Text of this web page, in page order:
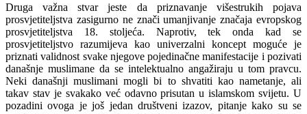
Druga važna stvar jeste da priznavanje višestrukih pojava
prosvjetiteljstva zasigurno ne znači umanjivanje značaja evropskog
prosvjetiteljstva 18. stoljeća. Naprotiv, tek onda kad se
prosvjetiteljstvo razumijeva kao univerzalni koncept moguće je
priznati validnost svake njegove pojedinačne manifestacije i pozivati
današnje muslimane da se intelektualno angažiraju u tom pravcu.
Neki današnji muslimani mogli bi to shvatiti kao nametanje, ali
takav stav je svakako već odavno prisutan u islamskom svijetu. U
pozadini ovoga je još jedan društveni izazov, pitanje kako su se